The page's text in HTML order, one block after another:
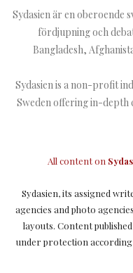
Sydasien är en oberoende
fördjupning och
Bangladesh,
Sydasien is a non-profit
Sweden offering in-depth
All content on
Sydasien, its assigned
agencies and photo
layouts. Content
under protection